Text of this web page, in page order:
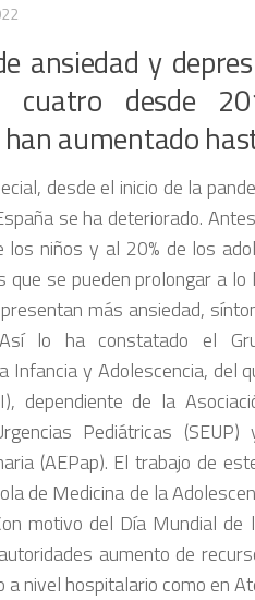
ansiedad y
cuatro desde
aumentado
desde el inicio de la
se ha deteriorado.
niños y al 20% de los
se pueden prolongar a lo
más ansiedad,
lo ha constatado el
y Adolescencia, del
dependiente de la
Pediátricas
(AEPap). El trabajo de
de Medicina de la
motivo del Día Mundial de
aumento de
nivel hospitalario como en